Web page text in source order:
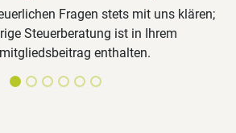
Fragen stets mit uns klären;
Steuerberatung ist in Ihrem
enthalten.